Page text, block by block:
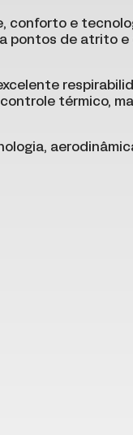
conforto e
pontos de atrito e
térmico,